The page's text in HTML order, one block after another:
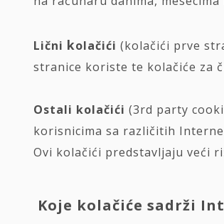
Lični kolačići (kolačići prve
stranice koriste te kolačiće za
Ostali kolačići (3rd party
korisnicima sa različitih
Ovi kolačići predstavljaju veći
Koje kolačiće sadrži